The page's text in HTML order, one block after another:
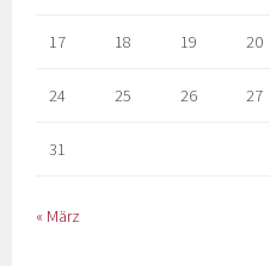
17 18 19 20
24 25 26 27
31
« März